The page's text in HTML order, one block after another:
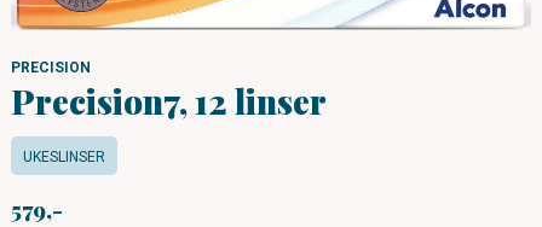
PRECISION
Precision7, 12 linser
UKESLINSER
579